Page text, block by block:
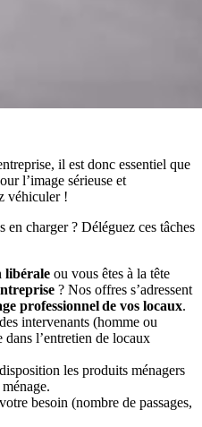
il est donc essentiel que
l’image sérieuse et
véhiculer !
en charger ? Déléguez ces tâches
libérale ou vous êtes à la tête
? Nos offres s’adressent
professionnel de vos locaux.
intervenants (homme ou
l’entretien de locaux
les produits ménagers
besoin (nombre de passages,